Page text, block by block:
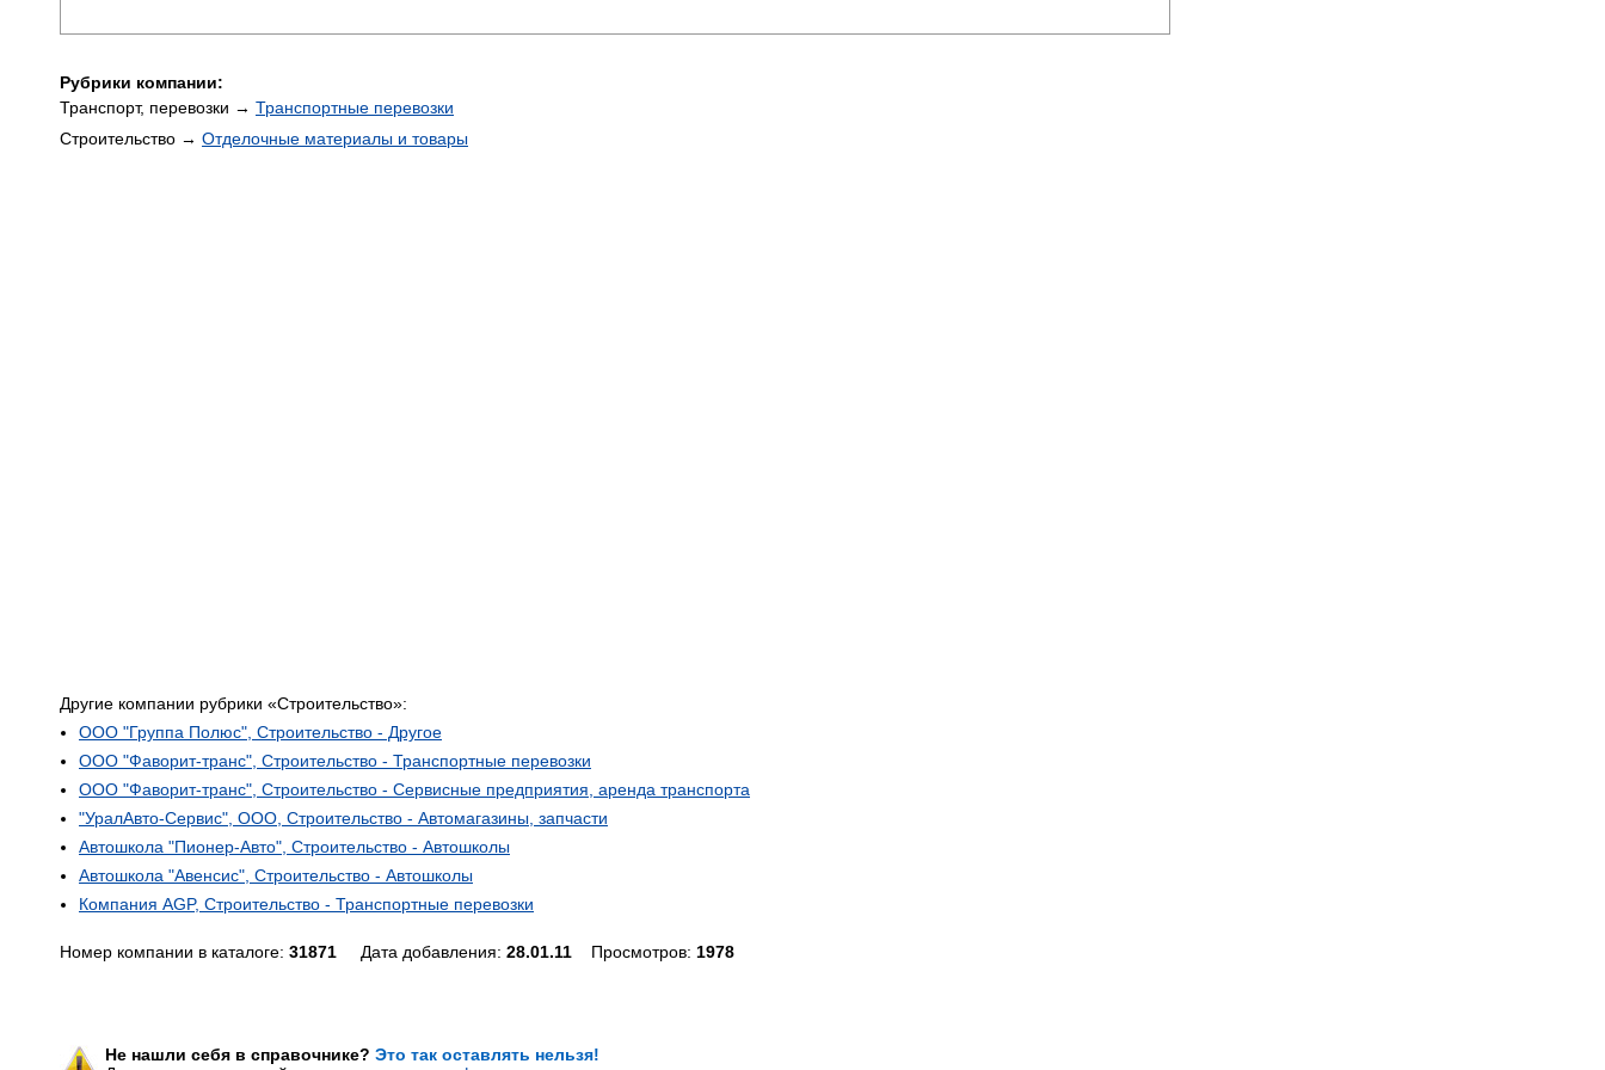
Рубрики компании:
Транспорт, перевозки → Транспортные перевозки
Строительство → Отделочные материалы и товары
Другие компании рубрики «Строительство»:
ООО "Группа Полюс", Строительство - Другое
ООО "Фаворит-транс", Строительство - Транспортные перевозки
ООО "Фаворит-транс", Строительство - Сервисные предприятия, аренда транспорта
"УралАвто-Сервис", ООО, Строительство - Автомагазины, запчасти
Автошкола "Пионер-Авто", Строительство - Автошколы
Автошкола "Авенсис", Строительство - Автошколы
Компания AGP, Строительство - Транспортные перевозки
Номер компании в каталоге: 31871 Дата добавления: 28.01.11 Просмотров: 1978
Не нашли себя в справочнике? Это так оставлять нельзя!